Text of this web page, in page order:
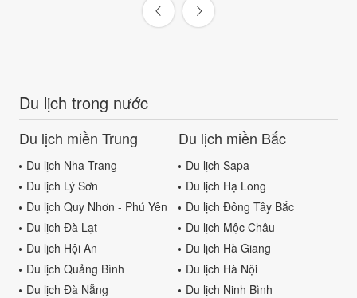
Du lịch trong nước
Du lịch miền Trung
Du lịch Nha Trang
Du lịch Lý Sơn
Du lịch Quy Nhơn - Phú Yên
Du lịch Đà Lạt
Du lịch Hội An
Du lịch Quảng Bình
Du lịch Đà Nẵng
Du lịch miền Bắc
Du lịch Sapa
Du lịch Hạ Long
Du lịch Đông Tây Bắc
Du lịch Mộc Châu
Du lịch Hà Giang
Du lịch Hà Nội
Du lịch Ninh Bình